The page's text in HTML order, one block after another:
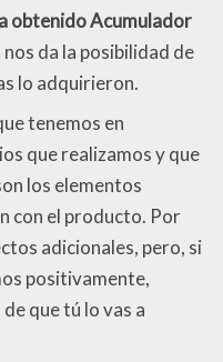
obtenido Acumulador
nos da la posibilidad de
lo adquirieron.
tenemos en
que realizamos y que
los elementos
con el producto. Por
adicionales, pero, si
positivamente,
que tú lo vas a